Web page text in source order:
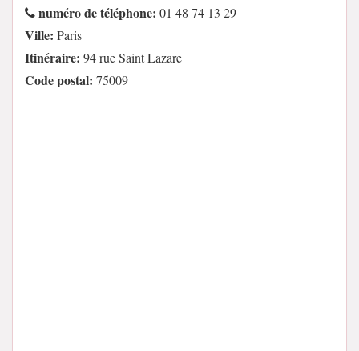
numéro de téléphone: 01 48 74 13 29
Ville: Paris
Itinéraire: 94 rue Saint Lazare
Code postal: 75009